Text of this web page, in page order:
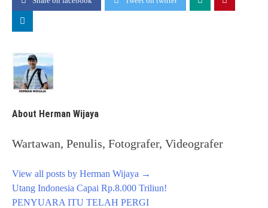
About Herman Wijaya
Wartawan, Penulis, Fotografer, Videografer
View all posts by Herman Wijaya →
Post
navigation
Utang Indonesia Capai Rp.8.000 Triliun!
PENYUARA ITU TELAH PERGI